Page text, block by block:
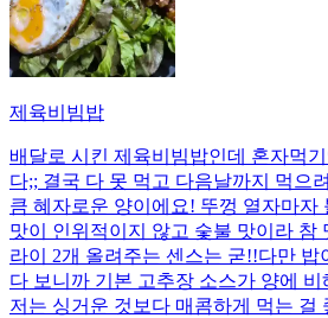
제육비빔밥
배달로 시킨 제육비빔밥인데 혼자먹
다;; 결국 다 못 먹고 다음날까지 먹으
큼 혜자로운 양이에요! 뚜껑 열자마자
맛이 인위적이지 않고 숯불 맛이라 참
라이 2개 올려주는 센스는 굳!! ​다만
다 보니까 기본 고추장 소스가 양에
저는 싱거운 것보다 매콤하게 먹는 걸